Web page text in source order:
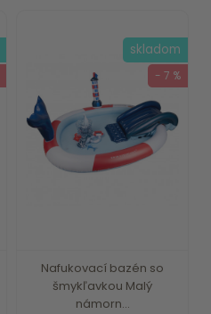
Nafukovací bazén so
šmykľavkou Malý
námorn...
skladom
- 7 %